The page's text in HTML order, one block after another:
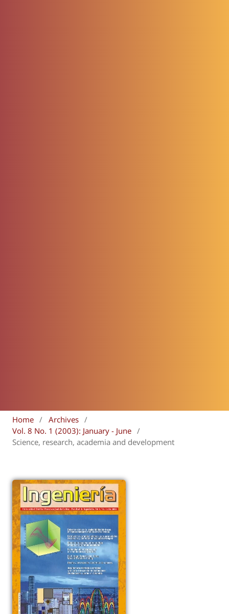
Home / Archives /
Vol. 8 No. 1 (2003): January - June /
Science, research, academia and development